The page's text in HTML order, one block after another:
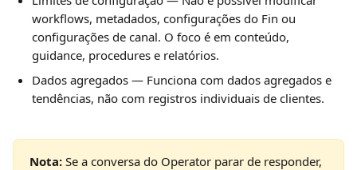
workflows, metadados, configurações do Fin ou
configurações de canal. O foco é em conteúdo,
guidance, procedures e relatórios.
Dados agregados — Funciona com dados agregados e
tendências, não com registros individuais de clientes.
Nota: Se a conversa do Operator parar de responder,